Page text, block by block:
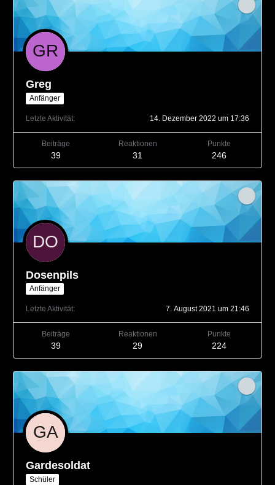
Greg
Anfänger
Letzte Aktivität 14. Dezember 2022 um 17:36
Beiträge
39
Reaktionen
31
Punkte
246
Dosenpils
Anfänger
Letzte Aktivität 7. August 2021 um 21:46
Beiträge
39
Reaktionen
29
Punkte
224
Gardesoldat
Schüler